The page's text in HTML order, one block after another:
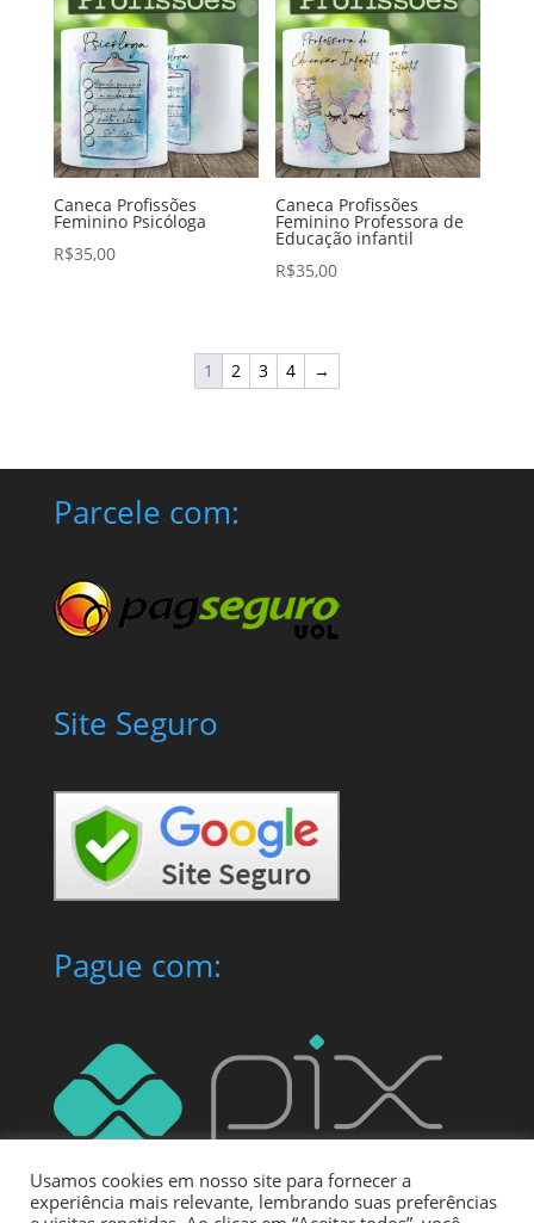
Caneca Profissões
Feminino Psicóloga
R$35,00
Caneca Profissões
Feminino Professora de
Educação infantil
R$35,00
1 2 3 4 →
Parcele com:
Site Seguro
Pague com:
Usamos cookies em nosso site para fornecer a
experiência mais relevante, lembrando suas preferências